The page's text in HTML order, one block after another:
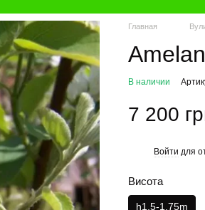
Главная
В наличии
7 200
Войти для
Висота
h1.5-1.75m